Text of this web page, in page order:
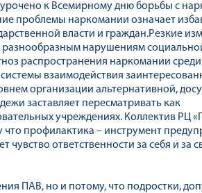
к Всемирному дню борьбы с
проблемы наркомании означает
власти и граждан.Резкие
разнообразным нарушениям
распространения наркомании
взаимодействия
организации альтернативной,
заставляет пересматривать как
учреждениях. Коллектив РЦ
что профилактика – инструмент
ответственности за себя и за
ПАВ, но и потому, что подростки,